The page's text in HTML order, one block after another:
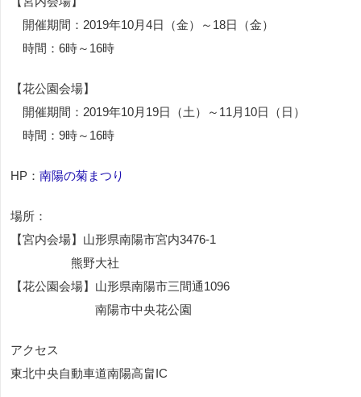
開催期間：2019年10月4日（金）～18日（金）
時間：6時～16時
【花公園会場】
開催期間：2019年10月19日（土）～11月10日（日）
時間：9時～16時
HP： 南陽の菊まつり
場所：
【宮内会場】山形県南陽市宮内3476-1
熊野大社
【花公園会場】山形県南陽市三間通1096
南陽市中央花公園
アクセス
東北中央自動車道南陽高畠IC